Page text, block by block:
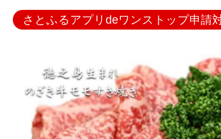
さとふるアプリdeワンストップ申請